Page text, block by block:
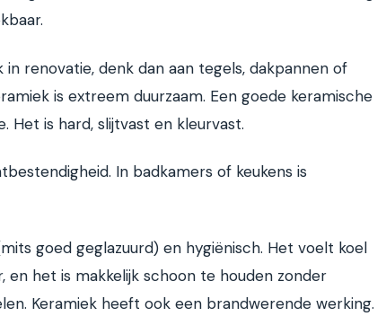
renovatie, denk dan aan tegels, dakpannen of
is extreem duurzaam. Een goede keramische
Het is hard, slijtvast en kleurvast.
In badkamers of keukens is
goed geglazuurd) en hygiënisch. Het voelt koel
en het is makkelijk schoon te houden zonder
Keramiek heeft ook een brandwerende werking.